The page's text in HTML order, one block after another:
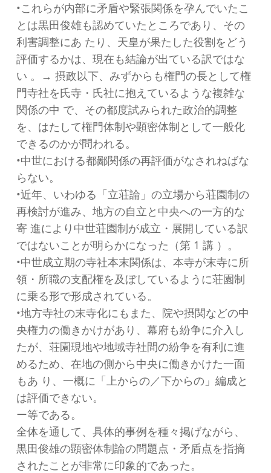
•これらが内部に矛盾や緊張関係を孕んでいたこ
とは黒田俊雄も認めていたところであり、その
利害調整にあ たり、天皇が果たした役割をどう
評価するかは、現在も結論が出ている訳ではな
い 。→ 摂政以下、みずからも権門の長として権
門寺社を氏寺・氏社に抱えているような複雑な
関係の中 で、その都度試みられた政治的調整
を、はたして権門体制や顕密体制として一般化
できるのかが問われる。
•中世における都鄙関係の再評価がなされねばな
らない。
•近年、いわゆる「立荘論」の立場から荘園制の
再検討が進み、地方の自立と中央への一方的な
寄 進により中世荘園制が成立・展開している訳
ではないことが明らかになった（第 1 講 ）。
•中世成立期の寺社本末関係は、本寺が末寺に所
領・所職の支配権を及ぼしているように荘園制
に乗る形で形成されている。
•地方寺社の末寺化にもまた、院や摂関などの中
央権力の働きかけがあり、幕府も紛争に介入し
たが、荘園現地や地域寺社間の紛争を有利に進
めるため、在地の側から中央に働きかけた一面
もあ り、一概に「上からの／下からの」編成と
は評価できない。
ー等である。
全体を通して、具体的事例を種々掲げながら、
黒田俊雄の顕密体制論の問題点・矛盾点を指摘
されたことが非常に印象的であった。